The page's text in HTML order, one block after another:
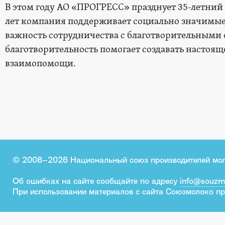
В этом году АО «ПРОГРЕСС» празднует 35-
лет компания поддерживает социально
важность сотрудничества с
благотворительность помогает создавать
взаимопомощи.
© 2008–2026 Национальный союз производителей
Об ошибках на сайте сообщайте по адресу
При использовании материалов с сайта Союзмолоко